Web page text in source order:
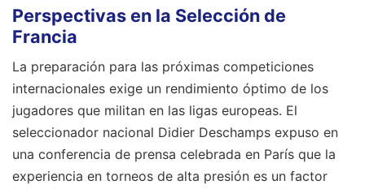
Perspectivas en la Selección de
Francia
La preparación para las próximas competiciones
internacionales exige un rendimiento óptimo de los
jugadores que militan en las ligas europeas. El
seleccionador nacional Didier Deschamps expuso en
una conferencia de prensa celebrada en París que la
experiencia en torneos de alta presión es un factor